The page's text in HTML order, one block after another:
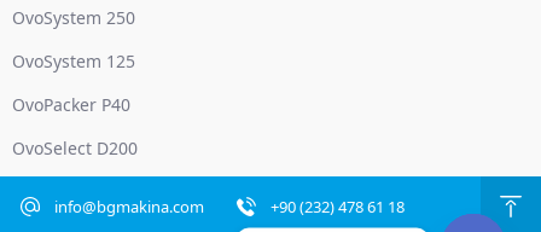
OvoSystem 250
OvoSystem 125
OvoPacker P40
OvoSelect D200
info@bgmakina.com +90 (232) 478 61 18